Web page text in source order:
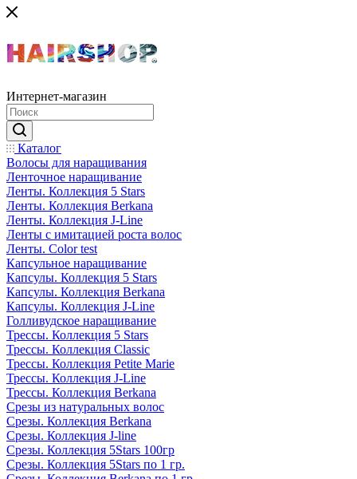
Интернет-магазин
Каталог
Волосы для наращивания
Ленточное наращивание
Ленты. Коллекция 5 Stars
Ленты. Коллекция Berkana
Ленты. Коллекция J-Line
Ленты с имитацией роста волос
Ленты. Color test
Капсульное наращивание
Капсулы. Коллекция 5 Stars
Капсулы. Коллекция Berkana
Капсулы. Коллекция J-Line
Голливудское наращивание
Трессы. Коллекция 5 Stars
Трессы. Коллекция Classic
Трессы. Коллекция Petite Marie
Трессы. Коллекция J-Line
Трессы. Коллекция Berkana
Срезы из натуральных волос
Срезы. Коллекция Berkana
Срезы. Коллекция J-line
Срезы. Коллекция 5Stars 100гр
Срезы. Коллекция 5Stars по 1 гр.